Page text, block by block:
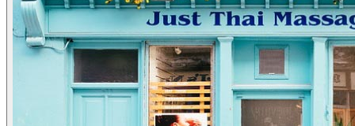
รับจัดทำบัญชี
ตรวจสอบบัญชี
บริการวางระบบบัญชี
ที่ปรึกษาวางแผนภาษีอากร
จัดทำเงินเดือน
จดทะเบียนธุรกิจ